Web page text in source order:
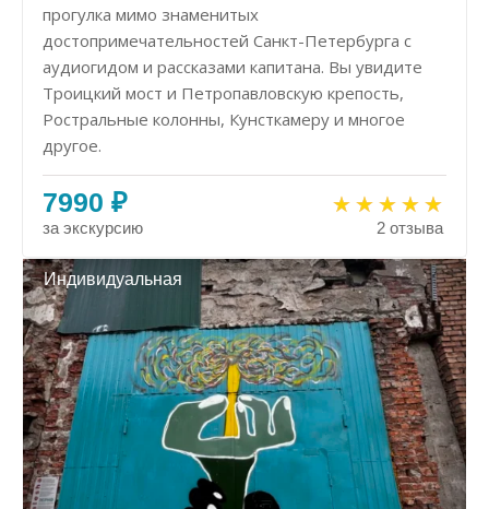
прогулка мимо знаменитых
достопримечательностей Санкт-Петербурга с
аудиогидом и рассказами капитана. Вы увидите
Троицкий мост и Петропавловскую крепость,
Ростральные колонны, Кунсткамеру и многое
другое.
7990 ₽
за экскурсию 2 отзыва
Индивидуальная